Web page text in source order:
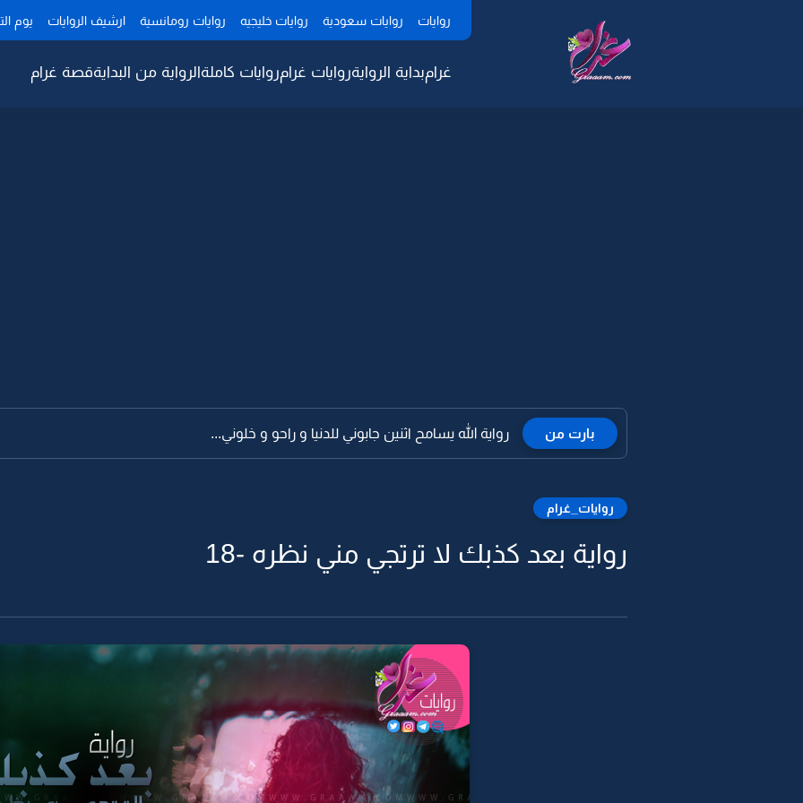
روايات روايات سعودية روايات خليجيه روايات رومانسية ارشيف الروايات يوم
غرامبداية الروايةروايات غرامروايات كاملةالرواية من البدايةقصة غرام
بارت من رواية الله يسامح اثنين جابوني للدنيا و راحو و خلوني...
روايات_غرام
رواية بعد كذبك لا ترتجي مني نظره -18